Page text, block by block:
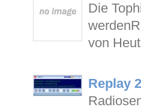
Die
von
Replay